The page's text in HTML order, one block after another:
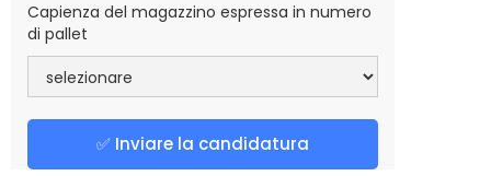
Capienza del magazzino espressa in numero
di pallet